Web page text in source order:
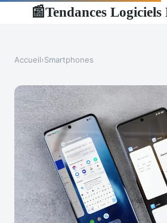
📰Tendances Logiciels
Accueil›Smartphones